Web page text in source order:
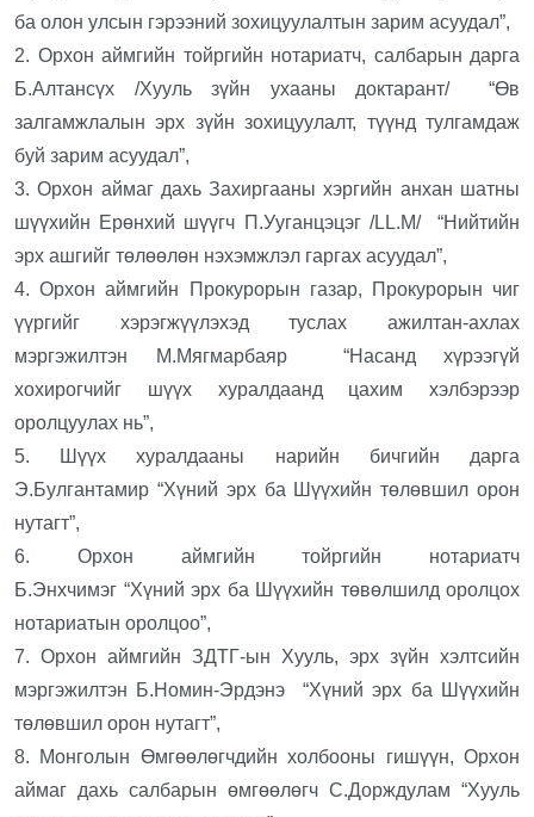
ба олон улсын гэрээний зохицуулалтын зарим асуудал”,
2. Орхон аймгийн тойргийн нотариатч, салбарын дарга
Б.Алтансүх /Хууль зүйн ухааны доктарант/ “Өв
залгамжлалын эрх зүйн зохицуулалт, түүнд тулгамдаж
буй зарим асуудал”,
3. Орхон аймаг дахь Захиргааны хэргийн анхан шатны
шүүхийн Ерөнхий шүүгч П.Ууганцэцэг /LL.M/ “Нийтийн
эрх ашгийг төлөөлөн нэхэмжлэл гаргах асуудал”,
4. Орхон аймгийн Прокурорын газар, Прокурорын чиг
үүргийг хэрэгжүүлэхэд туслах ажилтан-ахлах
мэргэжилтэн М.Мягмарбаяр “Насанд хүрээгүй
хохирогчийг шүүх хуралдаанд цахим хэлбэрээр
оролцуулах нь”,
5. Шүүх хуралдааны нарийн бичгийн дарга
Э.Булгантамир “Хүний эрх ба Шүүхийн төлөвшил орон
нутагт”,
6. Орхон аймгийн тойргийн нотариатч
Б.Энхчимэг “Хүний эрх ба Шүүхийн төвөлшилд оролцох
нотариатын оролцоо”,
7. Орхон аймгийн ЗДТГ-ын Хууль, эрх зүйн хэлтсийн
мэргэжилтэн Б.Номин-Эрдэнэ “Хүний эрх ба Шүүхийн
төлөвшил орон нутагт”,
8. Монголын Өмгөөлөгчдийн холбооны гишүүн, Орхон
аймаг дахь салбарын өмгөөлөгч С.Дорждулам “Хууль